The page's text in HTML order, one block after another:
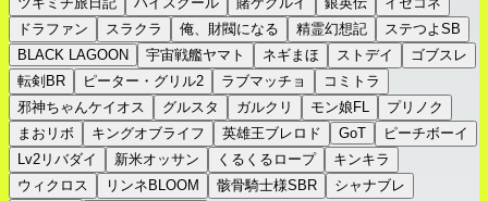
ドラファン
スラクラ 俺、財閥になる 精霊幻想記
ステつよSB
BLACK LAGOON
宇宙戦艦ヤマト ネギまほ ストデイ
ゴブスレ
転剣BR
ピーター・グリル2 ラブマッチョ
コミトラ
邪神ちゃんケイオス
グルスタ ガルクリ モン娘FL
プリノク
まおリボ
キングオブライフ 英雄王ブレロド GoT
ピーチボーイ
Lv2リバダイ
新米オッサン くるくるロープ
キンキラ
ウィクロス
リンネBLOOM 骸骨騎士様SBR
シャナブレ